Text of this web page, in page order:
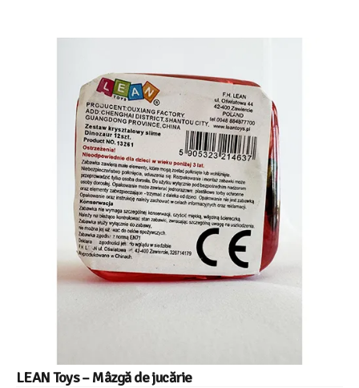
LEAN Toys – Mâzgă de jucărie